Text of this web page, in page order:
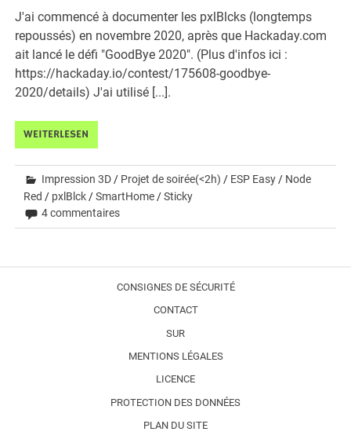
J'ai commencé à documenter les pxlBlcks (longtemps
repoussés) en novembre 2020, après que Hackaday.com
ait lancé le défi "GoodBye 2020". (Plus d'infos ici :
https://hackaday.io/contest/175608-goodbye-
2020/details) J'ai utilisé [...].
WEITERLESEN
Impression 3D/ Projet de soirée(<2h) / ESP Easy/ Node
Red / pxlBlck/SmartHome/Sticky
4 commentaires
CONSIGNES DE SÉCURITÉ
CONTACT
SUR
MENTIONS LÉGALES
LICENCE
PROTECTION DES DONNÉES
PLAN DU SITE